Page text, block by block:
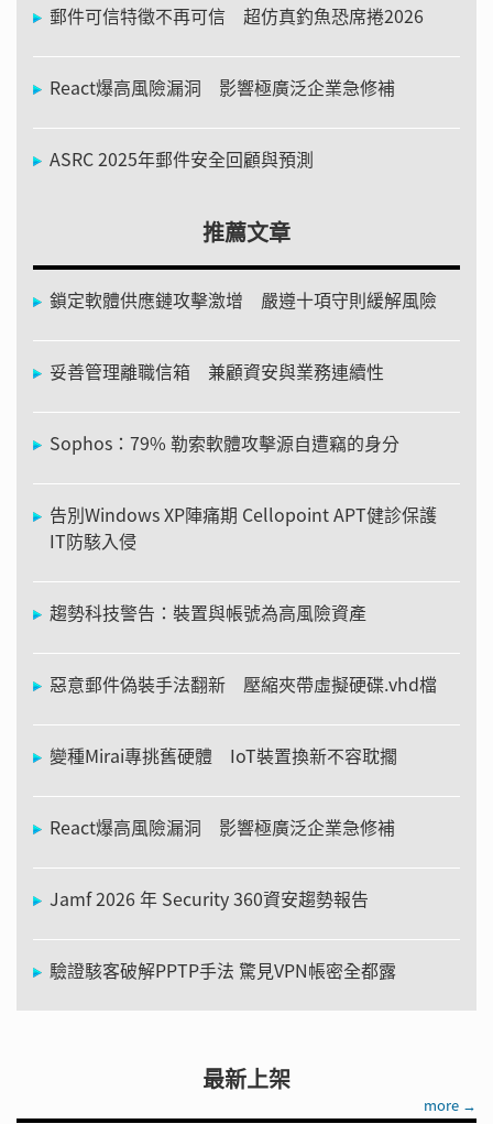
郵件可信特徵不再可信 超仿真釣魚恐席捲2026
React爆高風險漏洞 影響極廣泛企業急修補
ASRC 2025年郵件安全回顧與預測
推薦文章
鎖定軟體供應鏈攻擊激增 嚴遵十項守則緩解風險
妥善管理離職信箱 兼顧資安與業務連續性
Sophos：79% 勒索軟體攻擊源自遭竊的身分
告別Windows XP陣痛期 Cellopoint APT健診保護
IT防駭入侵
趨勢科技警告：裝置與帳號為高風險資產
惡意郵件偽裝手法翻新 壓縮夾帶虛擬硬碟.vhd檔
變種Mirai專挑舊硬體 IoT裝置換新不容耽擱
React爆高風險漏洞 影響極廣泛企業急修補
Jamf 2026 年 Security 360資安趨勢報告
驗證駭客破解PPTP手法 驚見VPN帳密全都露
最新上架
more →